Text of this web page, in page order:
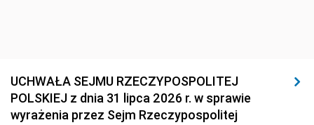
UCHWAŁA SEJMU RZECZYPOSPOLITEJ
POLSKIEJ z dnia 31 lipca 2026 r. w sprawie
wyrażenia przez Sejm Rzeczypospolitej